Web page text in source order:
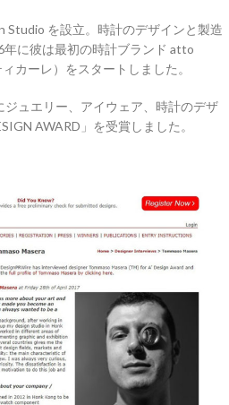
Studio を設立。時計のデザインと製造
に彼は最初の時計ブランド atto
カーレ）をスタートしました。
ュエリー、アイウェア、時計のデザ
AWARD」を受賞しました。